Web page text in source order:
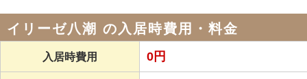
イリーゼ八潮 の入居時費用・料金
入居時費用 0円